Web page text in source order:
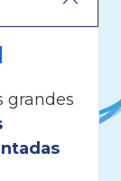
grandes